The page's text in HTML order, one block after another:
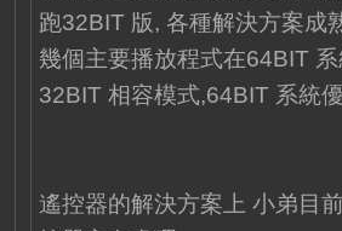
跑32BIT 版, 各種解決方案成
幾個主要播放程式在64BIT
32BIT 相容模式,64BIT 系統
遙控器的解決方案上 小弟目